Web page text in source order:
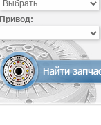
Привод: